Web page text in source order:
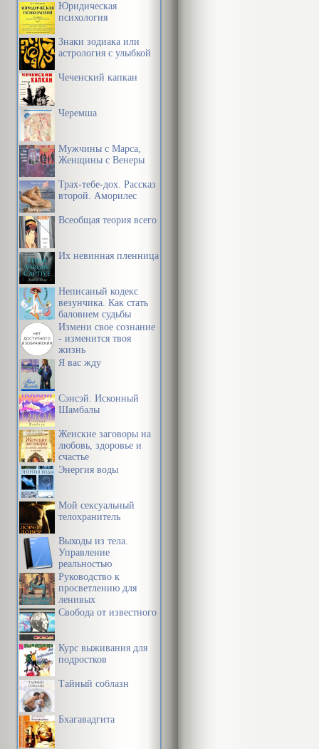
Юридическая
психология
Знаки зодиака или
астрология с улыбкой
Чеченский капкан
Черемша
Мужчины с Марса,
Женщины с Венеры
Трах-тебе-дох. Рассказ
второй. Аморилес
Всеобщая теория всего
Их невинная пленница
Неписаный кодекс
везунчика. Как стать
баловнем судьбы
Измени свое сознание
- изменится твоя
жизнь
Я вас жду
Сэнсэй. Исконный
Шамбалы
Женские заговоры на
любовь, здоровье и
счастье
Энергия воды
Мой сексуальный
телохранитель
Выходы из тела.
Управление
реальностью
Руководство к
просветлению для
ленивых
Свобода от известного
Курс выживания для
подростков
Тайный соблазн
Бхагавадгита